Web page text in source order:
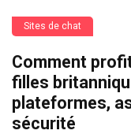
Sites de chat
Comment
filles
plateformes,
sécurité